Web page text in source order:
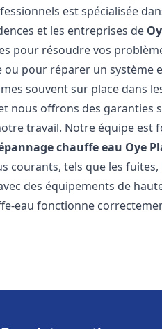
est spécialisée
et les entreprises de
pour résoudre vos
ou pour réparer un système
souvent sur place dans
nous offrons des garanties
travail. Notre équipe est
chauffe eau Oye
courants, tels que les
des équipements de
eau fonctionne